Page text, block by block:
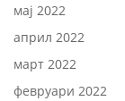
мај 2022
април 2022
март 2022
февруари 2022